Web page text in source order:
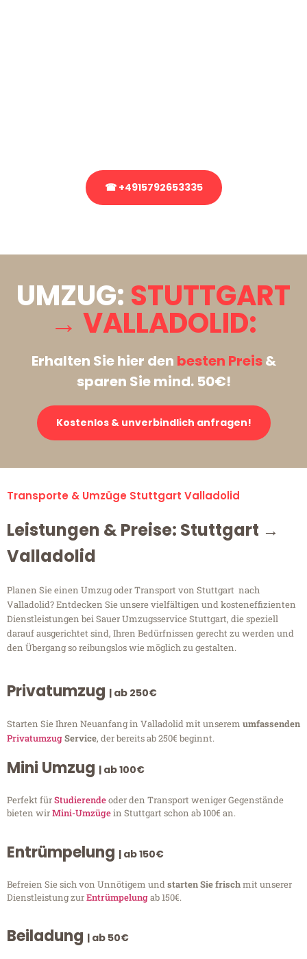
☎ +4915792653335
UMZUG: STUTTGART
→ VALLADOLID:
Erhalten Sie hier den besten Preis&
sparen Sie mind. 50€!
Kostenlos & unverbindlich anfragen!
Transporte & Umzüge Stuttgart Valladolid
Leistungen & Preise: Stuttgart →
Valladolid
Planen Sie einen Umzug oder Transport von Stuttgart nach
Valladolid? Entdecken Sie unsere vielfältigen und kosteneffizienten
Dienstleistungen bei Sauer Umzugsservice Stuttgart, die speziell
darauf ausgerichtet sind, Ihren Bedürfnissen gerecht zu werden und
den Übergang so reibungslos wie möglich zu gestalten.
Privatumzug | ab 250€
Starten Sie Ihren Neuanfang in Valladolid mit unserem umfassenden
PrivatumzugService, der bereits ab 250€ beginnt.
Mini Umzug | ab 100€
Perfekt fürStudierendeoder den Transport weniger Gegenstände
bieten wirMini-Umzügein Stuttgart schon ab 100€ an.
Entrümpelung | ab 150€
Befreien Sie sich von Unnötigem undstarten Sie frischmit unserer
Dienstleistung zurEntrümpelungab 150€.
Beiladung | ab 50€